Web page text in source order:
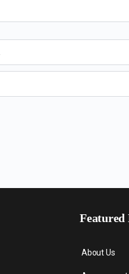
Featured
About Us